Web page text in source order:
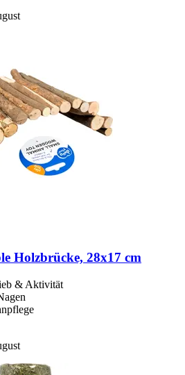
Holzbrücke, 28x17 cm
& Aktivität